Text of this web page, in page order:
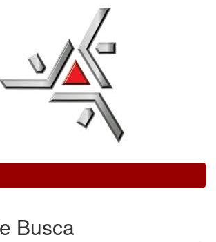
Busca